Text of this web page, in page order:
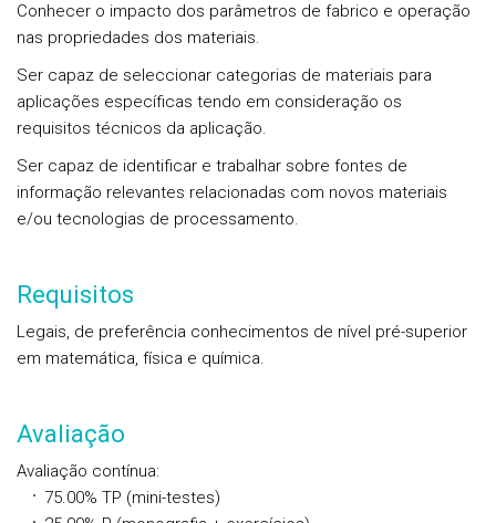
Conhecer o impacto dos parâmetros de fabrico e operação
nas propriedades dos materiais.
Ser capaz de seleccionar categorias de materiais para
aplicações específicas tendo em consideração os
requisitos técnicos da aplicação.
Ser capaz de identificar e trabalhar sobre fontes de
informação relevantes relacionadas com novos materiais
e/ou tecnologias de processamento.
Requisitos
Legais, de preferência conhecimentos de nível pré-superior
em matemática, física e química.
Avaliação
Avaliação contínua:
75.00% TP (mini-testes)